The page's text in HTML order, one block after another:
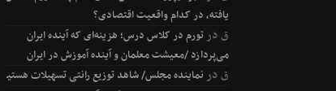
یافته، در کدام واقعیت اقتصادی؟
قدرتورم در کلاس درس؛ هزینه‌ای که آینده ایران
می‌پردازد /معیشت معلمان و آینده آموزش در ایران
قدرنماینده مجلس/ شاهد توزیع رانتی تسهیلات هستیم